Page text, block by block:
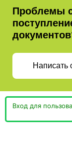
Проблемы
Написать
Вход для